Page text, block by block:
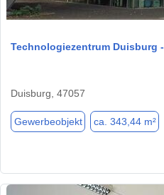
Technologiezentrum Duisburg
Duisburg, 47057
Gewerbeobjekt ca. 343,44 m²